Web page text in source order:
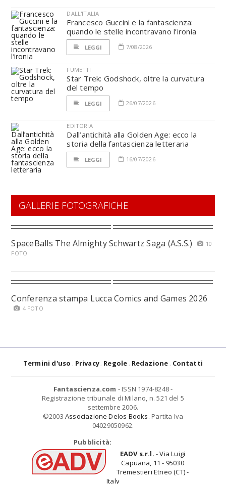
DALL'ITALIA
Francesco Guccini e la fantascienza:
quando le stelle incontravano l’ironia
LEGGI 7/08/2026
FUMETTI
Star Trek: Godshock, oltre la curvatura
del tempo
LEGGI 26/07/2026
EDITORIA
Dall’antichità alla Golden Age: ecco la
storia della fantascienza letteraria
LEGGI 16/07/2026
GALLERIE FOTOGRAFICHE
SpaceBalls The Almighty Schwartz Saga (A.S.S.)
10
FOTO
Conferenza stampa Lucca Comics and Games 2026
4 FOTO
Termini d'uso Privacy Regole Redazione Contatti
Fantascienza.com - ISSN 1974-8248 -
Registrazione tribunale di Milano, n. 521 del 5
settembre 2006.
©2003 Associazione Delos Books. Partita Iva
04029050962.
Pubblicità:
EADV s.r.l. - Via Luigi
Capuana, 11 - 95030
Tremestieri Etneo (CT) -
Italy